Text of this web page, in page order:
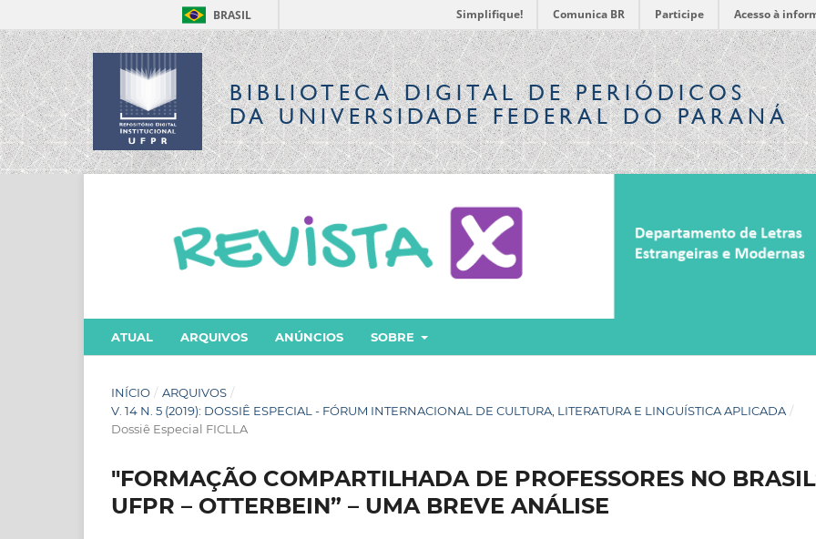
BRASIL Simplifique! Comunica BR Participe Acesso à
BIBLIOTECA DIGITALDE PERIÓDICOS
DA UNIVERSIDADE FEDERAL DO PARANÁ
ATUAL ARQUIVOS ANÚNCIOS SOBRE
INÍCIO / ARQUIVOS /
V. 14 N. 5 (2019): DOSSIÊ ESPECIAL - FÓRUM INTERNACIONAL DE CULTURA, LITERATURA E LINGUÍSTICA APLICADA /
Dossiê Especial FICLLA
"FORMAÇÃO COMPARTILHADA DE PROFESSORES NO
UFPR – OTTERBEIN” – UMA BREVE ANÁLISE